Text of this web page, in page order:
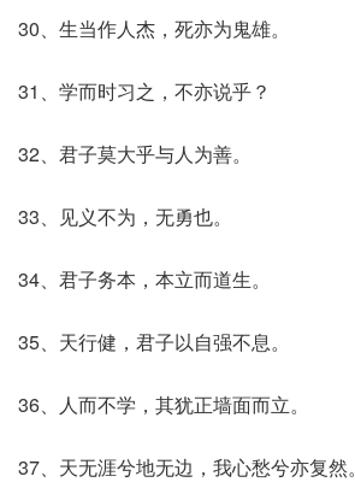
30、生当作人杰，死亦为鬼雄。
31、学而时习之，不亦说乎？
32、君子莫大乎与人为善。
33、见义不为，无勇也。
34、君子务本，本立而道生。
35、天行健，君子以自强不息。
36、人而不学，其犹正墙面而立。
37、天无涯兮地无边，我心愁兮亦复然。